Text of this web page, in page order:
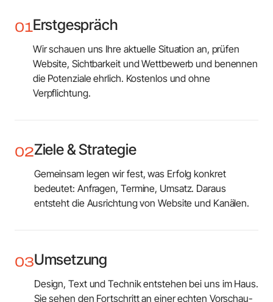
01Erstgespräch
Wir schauen uns Ihre aktuelle Situation an, prüfen
Website, Sichtbarkeit und Wettbewerb und benennen
die Potenziale ehrlich. Kostenlos und ohne
Verpflichtung.
02Ziele & Strategie
Gemeinsam legen wir fest, was Erfolg konkret
bedeutet: Anfragen, Termine, Umsatz. Daraus
entsteht die Ausrichtung von Website und Kanälen.
03Umsetzung
Design, Text und Technik entstehen bei uns im Haus.
Sie sehen den Fortschritt an einer echten Vorschau-